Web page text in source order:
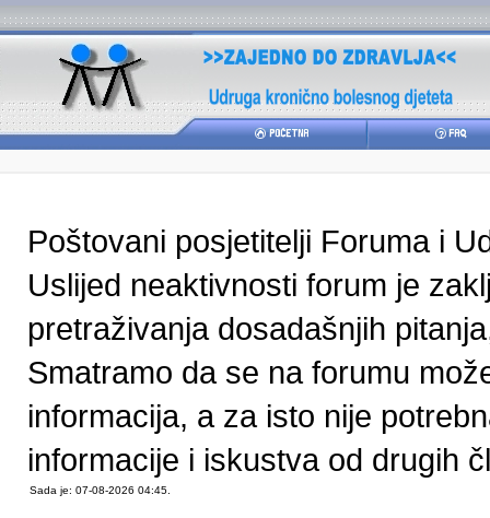
Poštovani posjetitelji Foruma i
Uslijed neaktivnosti forum je
pretraživanja dosadašnjih
Smatramo da se na forumu
informacija, a za isto nije
informacije i iskustva od drugih
Sada je: 07-08-2026 04:45.